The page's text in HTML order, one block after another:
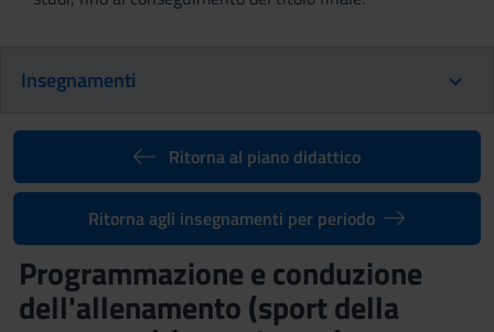
Insegnamenti
Ritorna al piano didattico
Ritorna agli insegnamenti per periodo
Programmazione e conduzione
dell'allenamento (sport della